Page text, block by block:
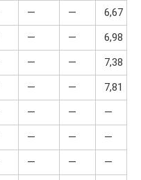
— — 6,67
— — 6,98
— — 7,38
— — 7,81
— — —
— — —
— — —